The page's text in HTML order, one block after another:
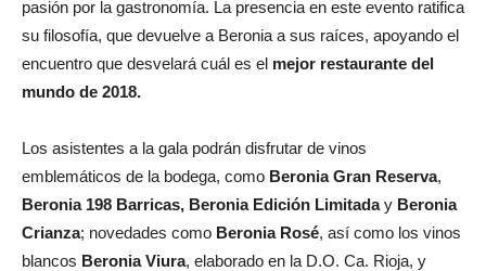
pasión por la gastronomía. La presencia en este evento ratifica
su filosofía, que devuelve a Beronia a sus raíces, apoyando el
encuentro que desvelará cuál es el mejor restaurante del
mundo de 2018.
Los asistentes a la gala podrán disfrutar de vinos
emblemáticos de la bodega, como Beronia Gran Reserva,
Beronia 198 Barricas, Beronia Edición Limitaday Beronia
Crianza; novedades como Beronia Rosé, así como los vinos
blancos Beronia Viura, elaborado en la D.O. Ca. Rioja, y